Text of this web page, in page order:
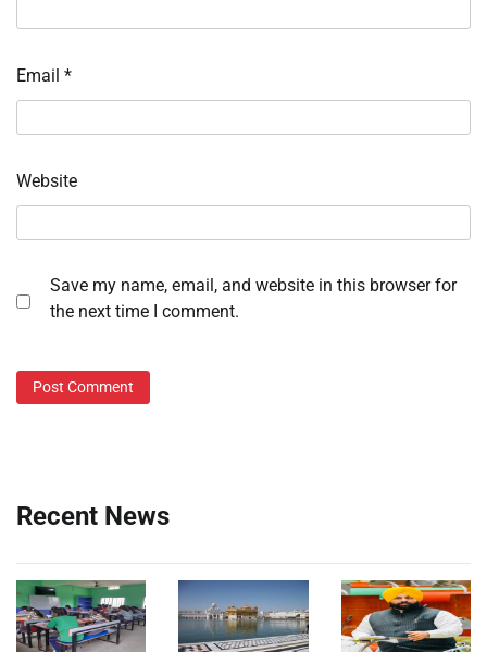
Email *
Website
Save my name, email, and website in this browser for
the next time I comment.
Recent News